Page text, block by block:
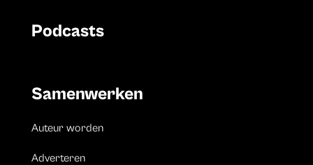
Podcasts
Samenwerken
Auteur worden
Adverteren